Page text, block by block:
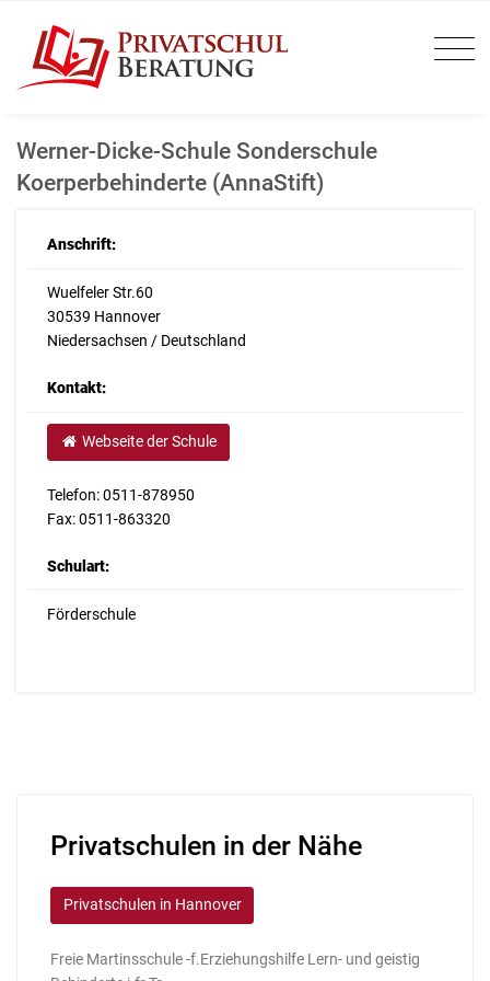
Werner-Dicke-Schule Sonderschule
Koerperbehinderte (AnnaStift)
Anschrift:
Wuelfeler Str.60
30539 Hannover
Niedersachsen / Deutschland
Kontakt:
Webseite der Schule
Telefon: 0511-878950
Fax: 0511-863320
Schulart:
Förderschule
Privatschulen in der Nähe
Privatschulen in Hannover
Freie Martinsschule -f.Erziehungshilfe Lern- und geistig